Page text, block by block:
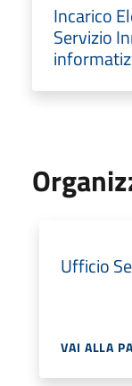
Incarico
Servizio
Ufficio
VAI ALLA